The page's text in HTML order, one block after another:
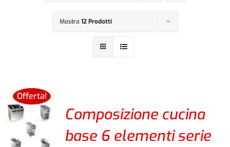
Mostra 12 Prodotti
Offerta!
Composizione cucina
base 6 elementi serie